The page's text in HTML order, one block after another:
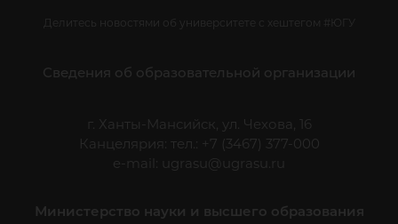
Делитесь новостями об университете с хештегом #ЮГУ
Сведения об образовательной организации
г. Ханты-Мансийск, ул. Чехова, 16
Канцелярия: тел.: +7 (3467) 377-000
e-mail:
ugrasu@ugrasu.ru
Министерство науки и высшего образования